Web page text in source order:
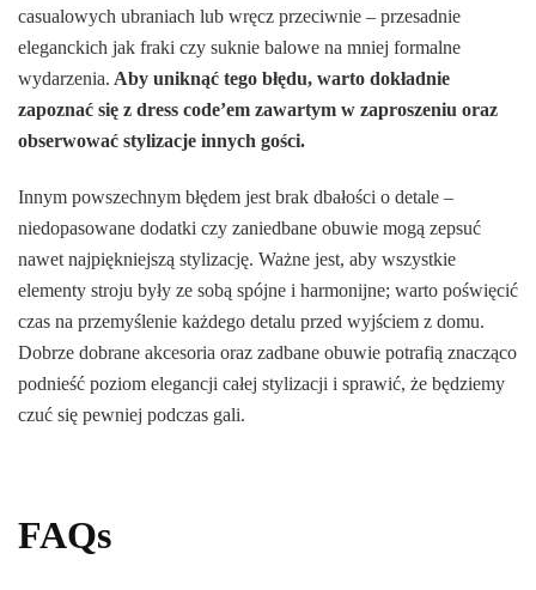
casualowych ubraniach lub wręcz przeciwnie – przesadnie
eleganckich jak fraki czy suknie balowe na mniej formalne
wydarzenia. Aby uniknąć tego błędu, warto dokładnie
zapoznać się z dress code’em zawartym w zaproszeniu oraz
obserwować stylizacje innych gości.
Innym powszechnym błędem jest brak dbałości o detale –
niedopasowane dodatki czy zaniedbane obuwie mogą zepsuć
nawet najpiękniejszą stylizację. Ważne jest, aby wszystkie
elementy stroju były ze sobą spójne i harmonijne; warto poświęcić
czas na przemyślenie każdego detalu przed wyjściem z domu.
Dobrze dobrane akcesoria oraz zadbane obuwie potrafią znacząco
podnieść poziom elegancji całej stylizacji i sprawić, że będziemy
czuć się pewniej podczas gali.
FAQs